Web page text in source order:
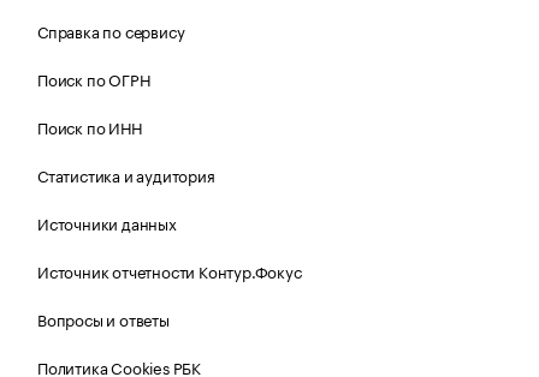
Справка по сервису
Поиск по ОГРН
Поиск по ИНН
Статистика и аудитория
Источники данных
Источник отчетности Контур.Фокус
Вопросы и ответы
Политика Cookies РБК